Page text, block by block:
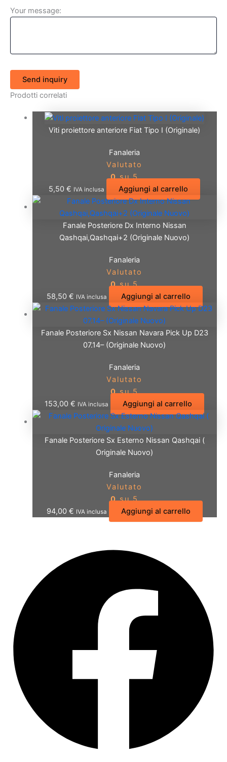
Your message:
Send inquiry
Prodotti correlati
Viti proiettore anteriore Fiat Tipo I (Originale)
Fanaleria
Valutato
0su 5
5,50€ IVA inclusa Aggiungi al carrello
Fanale Posteriore Dx Interno Nissan
Qashqai,Qashqai+2 (Originale Nuovo)
Fanaleria
Valutato
0su 5
58,50 € IVA inclusa Aggiungi al carrello
Fanale Posteriore Sx Nissan Navara Pick Up D23
07.14– (Originale Nuovo)
Fanaleria
Valutato
0su 5
153,00€ IVA inclusa Aggiungi al carrello
Fanale Posteriore Sx Esterno Nissan Qashqai (
Originale Nuovo)
Fanaleria
Valutato
0su 5
94,00 € IVA inclusa Aggiungi al carrello